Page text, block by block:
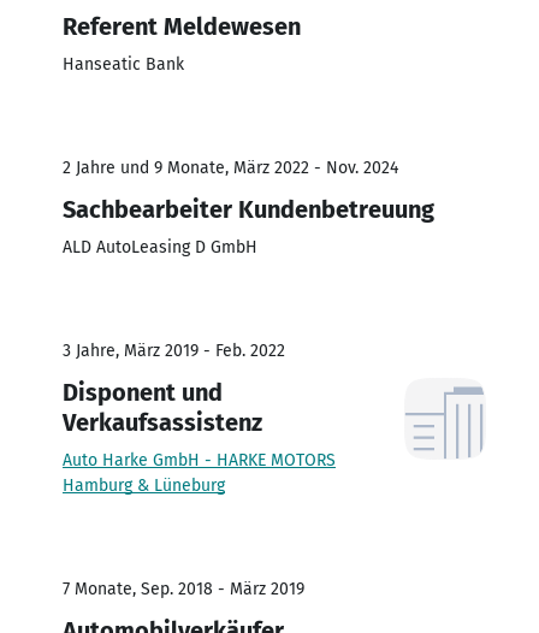
Referent Meldewesen
Hanseatic Bank
2 Jahre und 9 Monate, März 2022 - Nov. 2024
Sachbearbeiter Kundenbetreuung
ALD AutoLeasing D GmbH
3 Jahre, März 2019 - Feb. 2022
Disponent und
Verkaufsassistenz
Auto Harke GmbH - HARKE MOTORS
Hamburg & Lüneburg
7 Monate, Sep. 2018 - März 2019